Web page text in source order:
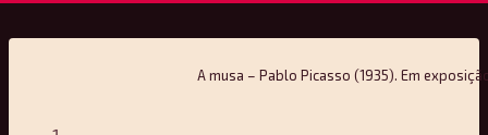
A musa – Pablo Picasso (1935). Em